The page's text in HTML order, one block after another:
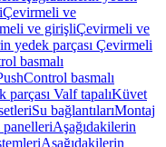
Çevirmeli ve
ve girişliÇevirmeli ve
yedek parçası Çevirmeli
basmalı
basmalı
parçası Valf tapalıKüvet
Su bağlantılarıMontaj
panelleriAşağıdakilerin
Aşağıdakilerin